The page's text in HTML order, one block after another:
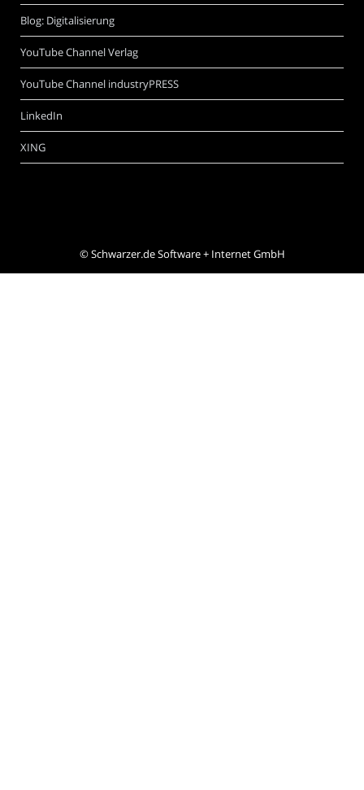
Blog: Digitalisierung
YouTube Channel Verlag
YouTube Channel industryPRESS
LinkedIn
XING
©Schwarzer.de Software + Internet GmbH